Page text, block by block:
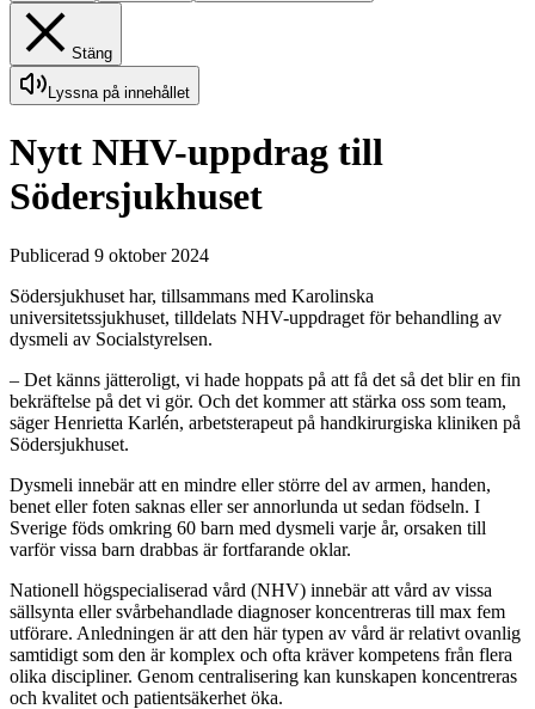
Stäng
Lyssna på innehållet
Nytt NHV-uppdrag till
Södersjukhuset
Publicerad 9 oktober 2024
Södersjukhuset har, tillsammans med Karolinska
universitetssjukhuset, tilldelats NHV-uppdraget för behandling av
dysmeli av Socialstyrelsen.
– Det känns jätteroligt, vi hade hoppats på att få det så det blir en fin
bekräftelse på det vi gör. Och det kommer att stärka oss som team,
säger Henrietta Karlén, arbetsterapeut på handkirurgiska kliniken på
Södersjukhuset.
Dysmeli innebär att en mindre eller större del av armen, handen,
benet eller foten saknas eller ser annorlunda ut sedan födseln. I
Sverige föds omkring 60 barn med dysmeli varje år, orsaken till
varför vissa barn drabbas är fortfarande oklar.
Nationell högspecialiserad vård (NHV) innebär att vård av vissa
sällsynta eller svårbehandlade diagnoser koncentreras till max fem
utförare. Anledningen är att den här typen av vård är relativt ovanlig
samtidigt som den är komplex och ofta kräver kompetens från flera
olika discipliner. Genom centralisering kan kunskapen koncentreras
och kvalitet och patientsäkerhet öka.